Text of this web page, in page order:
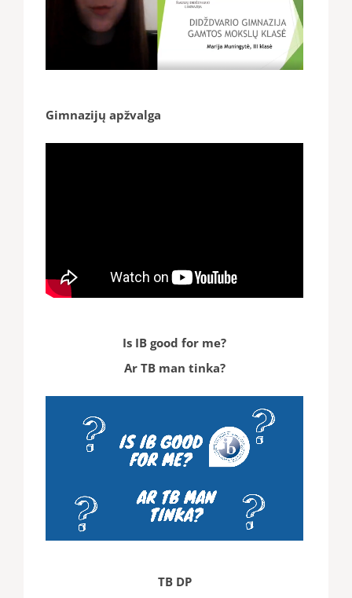
Gimnazijų apžvalga
Is IB good for me?
Ar TB man tinka?
TB DP